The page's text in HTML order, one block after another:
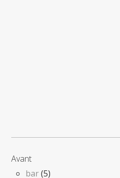
Avant
bar(5)